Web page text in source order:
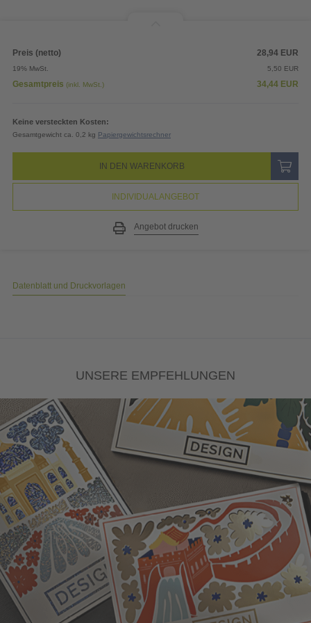
Preis (netto) 28,94 EUR
19% MwSt. 5,50 EUR
Gesamtpreis (inkl. MwSt.) 34,44 EUR
Keine versteckten Kosten:
Gesamtgewicht ca. 0,2 kg Papiergewichtsrechner
IN DEN WARENKORB
INDIVIDUALANGEBOT
Angebot drucken
Datenblatt und Druckvorlagen
UNSERE EMPFEHLUNGEN